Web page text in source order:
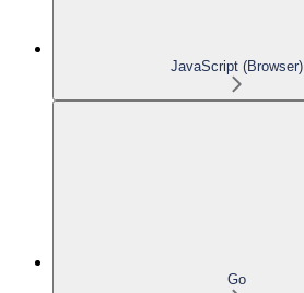
JavaScript (Browser)
Go